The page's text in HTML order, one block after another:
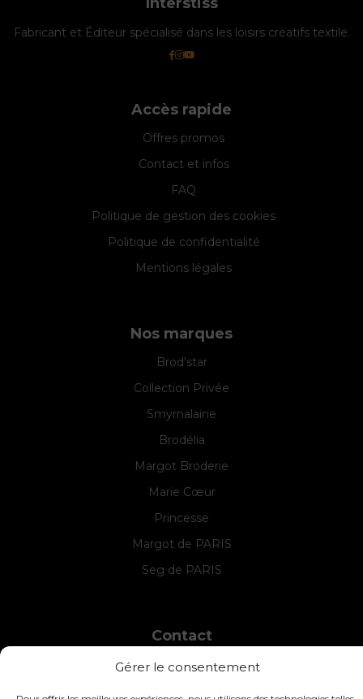
Gérer le consentement
Fabricant et Éditeur spécialisé dans les loisirs créatifs textile.
Accès rapide
Offres promos
Contact et infos
FAQ
Politique de gestion des cookies
Politique de confidentialité
Mentions légales
Nos marques
Brod'star
Collection Privée
Smyrnalaine
Brodélia
Margot Broderie
Marie Cœur
Princesse
Margot de PARIS
Seg de PARIS
Contact
INTERSTISS